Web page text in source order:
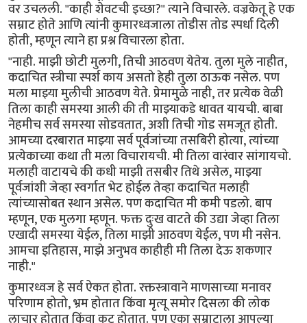
वर उचलली. "काही शेवटची इच्छा?" त्याने विचारले. वज्रकेतू हे एक
सम्राट होते आणि त्यांनी कुमारध्वजाला तोडीस तोड स्पर्धा दिली
होती, म्हणून त्याने हा प्रश्न विचारला होता.
"नाही. माझी छोटी मुलगी, तिची आठवण येतेय. तुला मुले नाहीत,
कदाचित स्त्रीचा स्पर्श काय असतो हेही तुला ठाऊक नसेल. पण
मला माझ्या मुलीची आठवण येते. प्रेमामुळे नाही, तर प्रत्येक वेळी
तिला काही समस्या आली की ती माझ्याकडे धावत यायची. बाबा
नेहमीच सर्व समस्या सोडवतात, अशी तिची गोड समजूत होती.
आमच्या दरबारात माझ्या सर्व पूर्वजांच्या तसबिरी होत्या, त्यांच्या
प्रत्येकाच्या कथा ती मला विचारायची. मी तिला वारंवार सांगायचो.
मलाही वाटायचे की कधी माझी तसबीर तिथे असेल, माझ्या
पूर्वजांशी जेव्हा स्वर्गात भेट होईल तेव्हा कदाचित मलाही
त्यांच्यासोबत स्थान असेल. पण कदाचित मी कमी पडलो. बाप
म्हणून, एक मुलगा म्हणून. फक्त दुःख वाटते की उद्या जेव्हा तिला
एखादी समस्या येईल, तिला माझी आठवण येईल, पण मी नसेन.
आमचा इतिहास, माझे अनुभव काहीही मी तिला देऊ शकणार
नाही."
कुमारध्वज हे सर्व ऐकत होता. रक्तस्त्रावाने माणसाच्या मनावर
परिणाम होतो, भ्रम होतात किंवा मृत्यू समोर दिसला की लोक